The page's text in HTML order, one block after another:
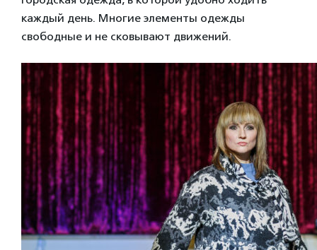
каждый день. Многие элементы одежды
свободные и не сковывают движений.